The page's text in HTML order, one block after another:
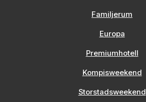
Familjerum
Europa
Premiumhotell
Kompisweekend
Storstadsweekend